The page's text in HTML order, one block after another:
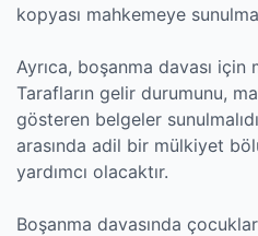
kopyası mahkemeye
Ayrıca, boşanma davası
Tarafların gelir durumunu,
gösteren belgeler
arasında adil bir mülkiyet
yardımcı olacaktır.
Boşanma davasında